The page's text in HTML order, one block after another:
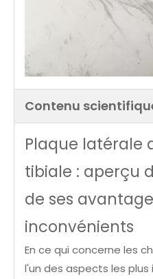
Contenu
Plaque latérale
tibiale : aperçu
de ses
inconvénients
En ce qui concerne les
l'un des aspects les